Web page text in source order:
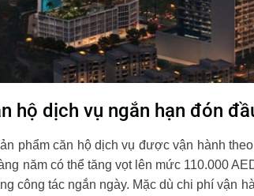
hộ dịch vụ ngắn hạn đón
phẩm căn hộ dịch vụ được vận hành
năm có thể tăng vọt lên mức 110.000
công tác ngắn ngày. Mặc dù chi phí vận